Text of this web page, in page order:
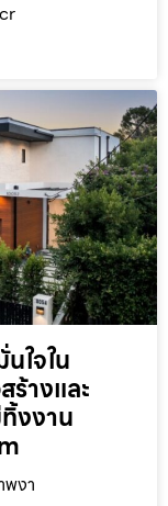
ใจใน
างและ
งงาน
งา